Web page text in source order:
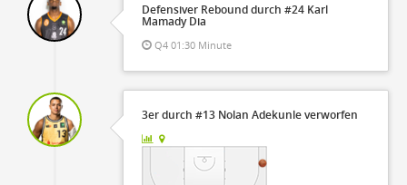
Defensiver Rebound durch #24 Karl
Mamady Dia
Q4 01:30 Minute
3er durch #13 Nolan Adekunle verworfen